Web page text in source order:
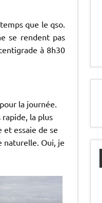
que le qso.
se rendent pas
à 8h30
la journée.
la plus
essaie de se
naturelle. Oui, je